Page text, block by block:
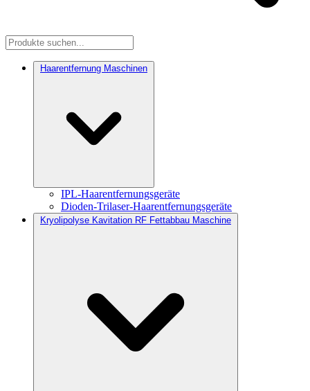
Haarentfernung Maschinen
IPL-Haarentfernungsgeräte
Dioden-Trilaser-Haarentfernungsgeräte
Kryolipolyse Kavitation RF Fettabbau Maschine